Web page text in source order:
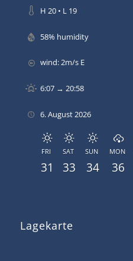
H 20 • L 19
58% humidity
wind: 2m/s E
6:07 → 20:58
6. August 2026
FRI
31
SAT
33
SUN
34
MON
36
Lagekarte